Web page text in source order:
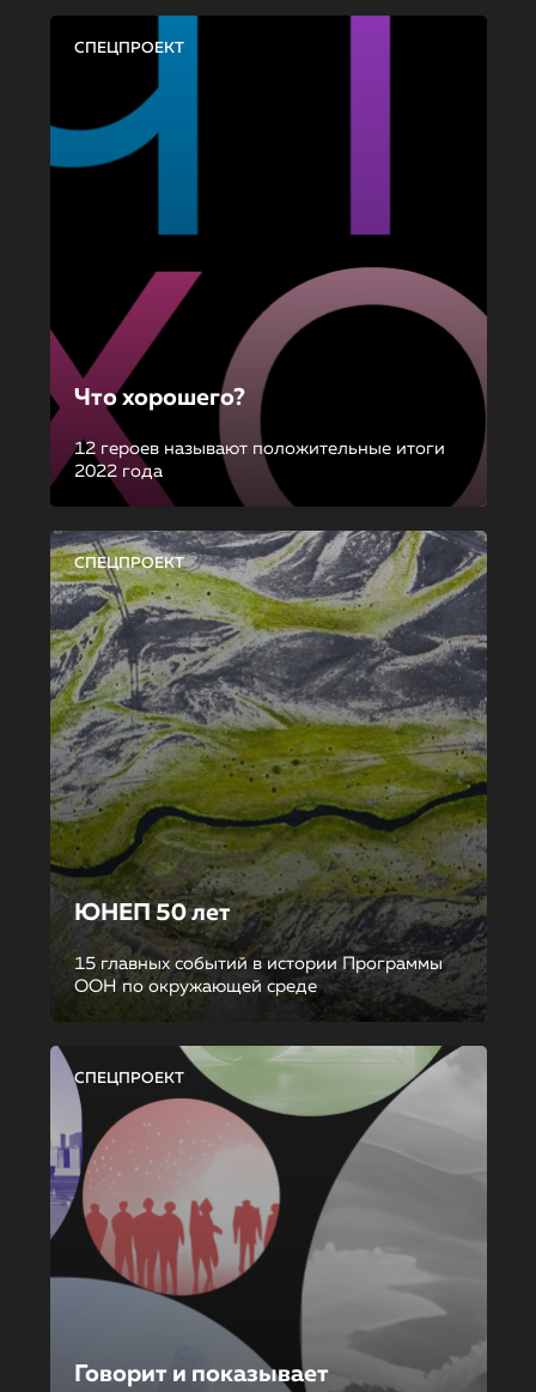
СПЕЦПРОЕКТ
Что хорошего?
12 героев называют положительные итоги
2022 года
СПЕЦПРОЕКТ
ЮНЕП 50 лет
15 главных событий в истории Программы
ООН по окружающей среде
СПЕЦПРОЕКТ
Говорит и показывает